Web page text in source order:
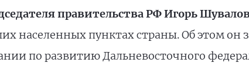
правительства РФ Игорь
населенных пунктах страны. Об этом он
по развитию Дальневосточного